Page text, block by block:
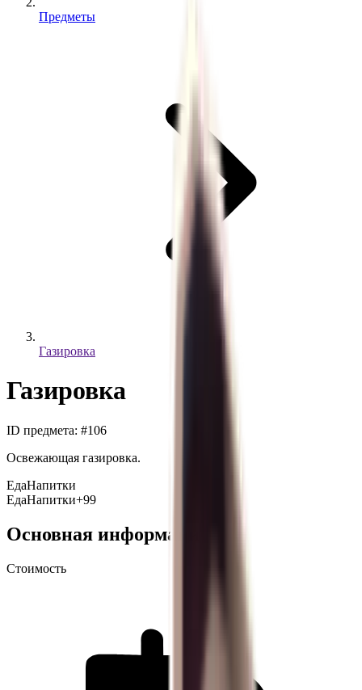
Предметы
Газировка
Газировка
ID предмета: #106
Освежающая газировка.
ЕдаНапитки
ЕдаНапитки+99
Основная информация
Стоимость